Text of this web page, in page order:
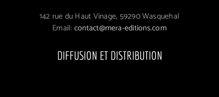
142 rue du Haut Vinage, 59290 Wasquehal
Email: contact@mera-editions.com
DIFFUSION ET DISTRIBUTION